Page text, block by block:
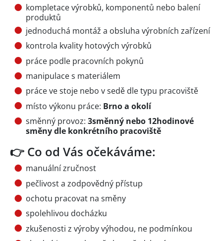
kompletace výrobků, komponentů nebo balení
produktů
jednoduchá montáž a obsluha výrobních zařízení
kontrola kvality hotových výrobků
práce podle pracovních pokynů
manipulace s materiálem
práce ve stoje nebo v sedě dle typu pracoviště
místo výkonu práce: Brno a okolí
směnný provoz: 3směnný nebo 12hodinové
směny dle konkrétního pracoviště
👉 Co od Vás očekáváme:
manuální zručnost
pečlivost a zodpovědný přístup
ochotu pracovat na směny
spolehlivou docházku
zkušenosti z výroby výhodou, ne podmínkou